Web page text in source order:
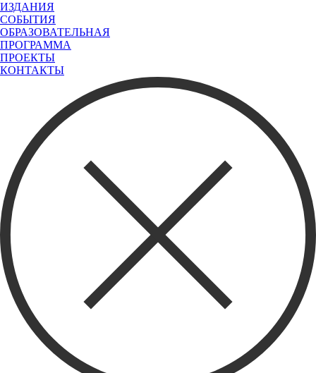
ИЗДАНИЯ
СОБЫТИЯ
ОБРАЗОВАТЕЛЬНАЯ
ПРОГРАММА
ПРОЕКТЫ
КОНТАКТЫ